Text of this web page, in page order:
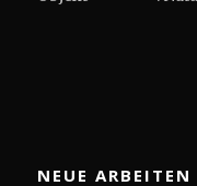
NEUE ARBEITEN